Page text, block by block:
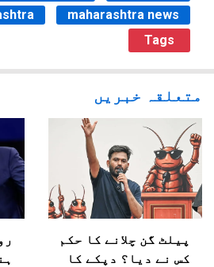
maharashtra news
Tags
متعلقہ خبریں
پیلٹ گن چلانے کا حکم
کس نے دیا؟ دپکے کا